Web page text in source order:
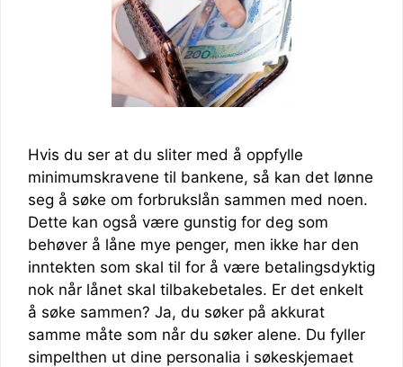
Hvis du ser at du sliter med å oppfylle
minimumskravene til bankene, så kan det lønne
seg å søke om forbrukslån sammen med noen.
Dette kan også være gunstig for deg som
behøver å låne mye penger, men ikke har den
inntekten som skal til for å være betalingsdyktig
nok når lånet skal tilbakebetales. Er det enkelt
å søke sammen? Ja, du søker på akkurat
samme måte som når du søker alene. Du fyller
simpelthen ut dine personalia i søkeskjemaet